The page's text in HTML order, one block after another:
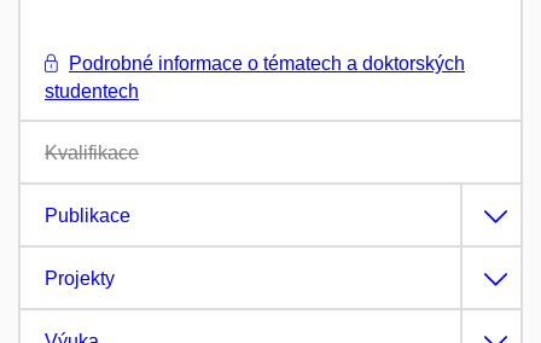
Podrobné informace o tématech a doktorských
studentech
Kvalifikace
Publikace
Projekty